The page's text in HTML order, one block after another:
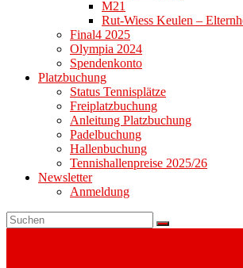
M21
Rut-Wiess Keulen –
Final4 2025
Olympia 2024
Spendenkonto
Platzbuchung
Status Tennisplätze
Freiplatzbuchung
Anleitung Platzbuchung
Padelbuchung
Hallenbuchung
Tennishallenpreise 2025/26
Newsletter
Anmeldung